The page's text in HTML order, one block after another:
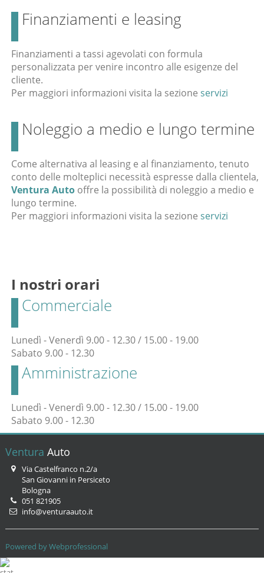
Finanziamenti e leasing
Finanziamenti a tassi agevolati con formula
personalizzata per venire incontro alle esigenze del
cliente.
Per maggiori informazioni visita la sezione servizi
Noleggio a medio e lungo termine
Come alternativa al leasing e al finanziamento, tenuto
conto delle molteplici necessità espresse dalla clientela,
Ventura Autooffre la possibilità di noleggio a medio e
lungo termine.
Per maggiori informazioni visita la sezione servizi
I nostri orari
Commerciale
Lunedì - Venerdì 9.00 - 12.30 / 15.00 - 19.00
Sabato 9.00 - 12.30
Amministrazione
Lunedì - Venerdì 9.00 - 12.30 / 15.00 - 19.00
Sabato 9.00 - 12.30
Ventura Auto
Via Castelfranco n.2/a
San Giovanni in Persiceto
Bologna
051 821905
info@venturaauto.it
Powered by Webprofessional